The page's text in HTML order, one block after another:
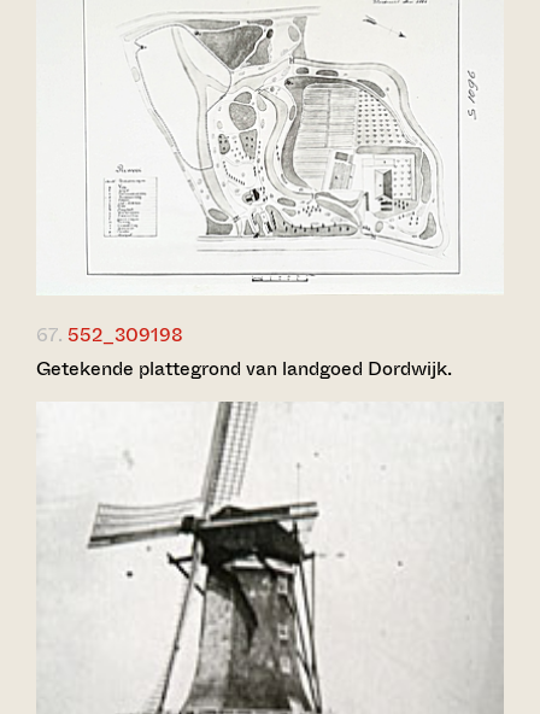
67. 552_309198
Getekende plattegrond van landgoed Dordwijk.